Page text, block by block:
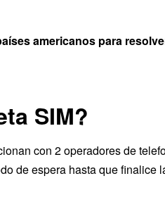
americanos para
SIM?
con 2 operadores de
de espera hasta que finalice